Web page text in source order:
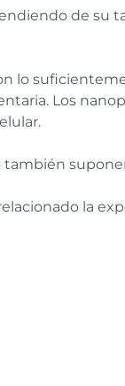
de su
lo
Los
la